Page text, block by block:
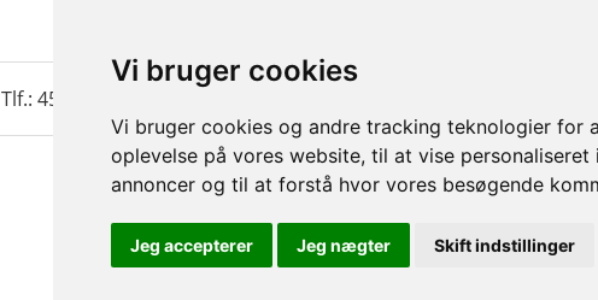
Vi bruger cookies
Vi bruger cookies og andre tracking teknologier for
oplevelse på vores website, til at vise
annoncer og til at forstå hvor vores besøgende
Jeg accepterer Jeg nægter Skift indstillinger
Tlf.: 45 35 24 12